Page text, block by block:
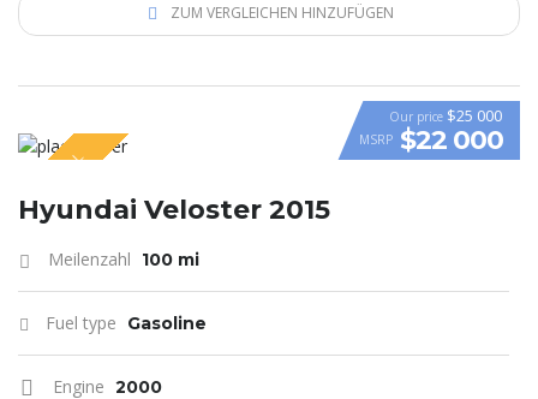
ZUM VERGLEICHEN HINZUFÜGEN
VIDEO
SPECIAL
Our price $25 000
MSRP $22 000
Hyundai Veloster 2015
Meilenzahl 100 mi
Fuel type Gasoline
Engine 2000